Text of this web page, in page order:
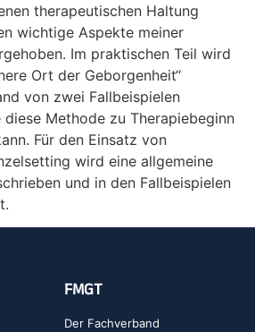
therapeutischen Haltung
wichtige Aspekte meiner
Im praktischen Teil wird
Ort der Geborgenheit“
von zwei Fallbeispielen
Methode zu Therapiebeginn
Für den Einsatz von
wird eine allgemeine
und in den Fallbeispielen
FMGT
Der Fachverband